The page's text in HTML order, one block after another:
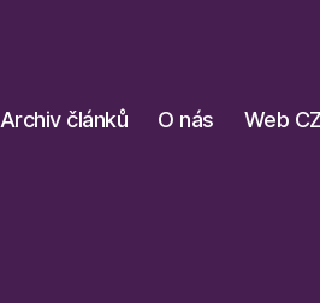
Archiv článků O nás Web